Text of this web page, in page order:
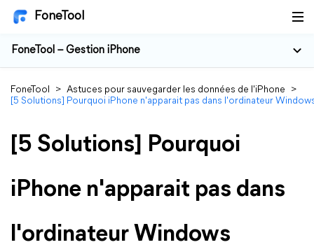
FoneTool
FoneTool – Gestion iPhone
FoneTool > Astuces pour sauvegarder les données de l'iPhone
>
[5 Solutions] Pourquoi iPhone n'apparait pas dans l'ordinateur
[5 Solutions] Pourquoi
iPhone n'apparait pas dans
l'ordinateur Windows